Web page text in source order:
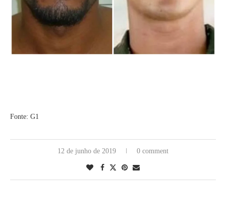
Fonte: G1
12 de junho de 2019 0 comment